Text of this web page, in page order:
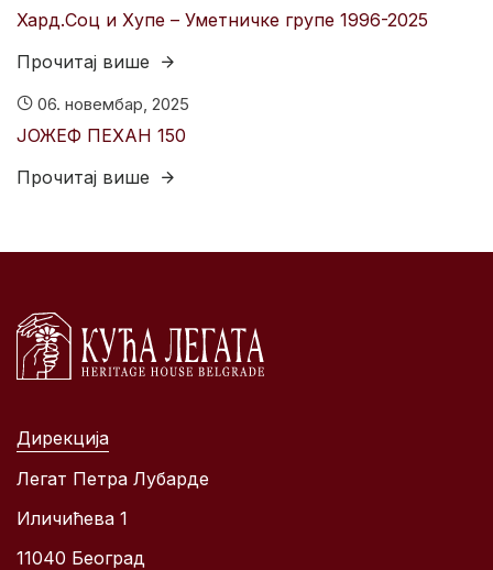
Хард.Соц и Хyпе – Уметничке групе 1996-2025
Прочитај више
06. новембар, 2025
ЈОЖЕФ ПЕХАН 150
Прочитај више
Дирекција
Легат Петра Лубарде
Иличићева 1
11040 Београд